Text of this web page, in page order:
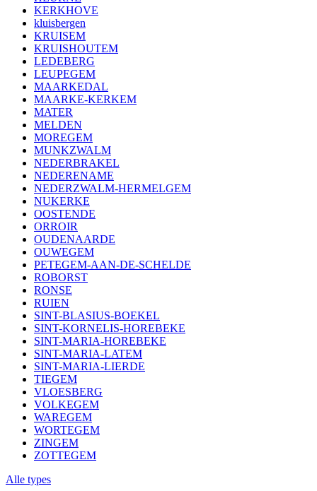
KERKHOVE
kluisbergen
KRUISEM
KRUISHOUTEM
LEDEBERG
LEUPEGEM
MAARKEDAL
MAARKE-KERKEM
MATER
MELDEN
MOREGEM
MUNKZWALM
NEDERBRAKEL
NEDERENAME
NEDERZWALM-HERMELGEM
NUKERKE
OOSTENDE
ORROIR
OUDENAARDE
OUWEGEM
PETEGEM-AAN-DE-SCHELDE
ROBORST
RONSE
RUIEN
SINT-BLASIUS-BOEKEL
SINT-KORNELIS-HOREBEKE
SINT-MARIA-HOREBEKE
SINT-MARIA-LATEM
SINT-MARIA-LIERDE
TIEGEM
VLOESBERG
VOLKEGEM
WAREGEM
WORTEGEM
ZINGEM
ZOTTEGEM
Alle types